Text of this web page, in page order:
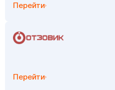
Перейти
Перейти